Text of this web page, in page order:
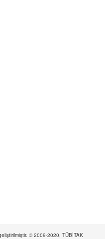
© 2009-2020, TÜBİTAK